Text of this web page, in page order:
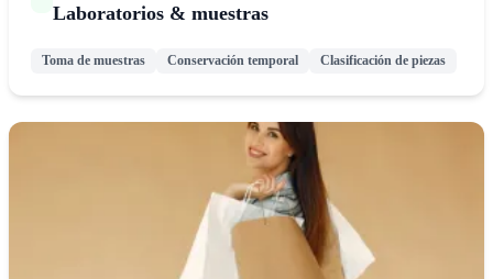
Laboratorios & muestras
Toma de muestras Conservación temporal Clasificación de piezas